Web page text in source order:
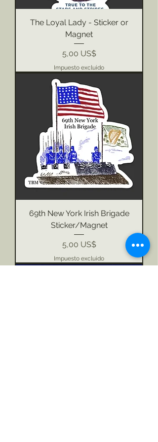
The Loyal Lady - Sticker or
Magnet
Precio
5,00 US$
Impuesto excluido
69th New York Irish Brigade
Sticker/Magnet
Precio
5,00 US$
Impuesto excluido